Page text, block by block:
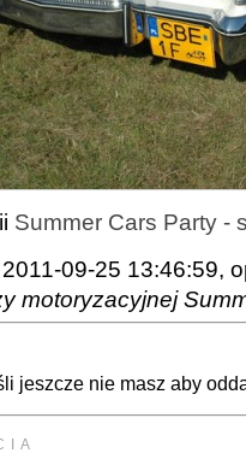
Summer Cars Party -
09-25 13:46:59,
motoryzacyjnej
jeszcze nie masz aby